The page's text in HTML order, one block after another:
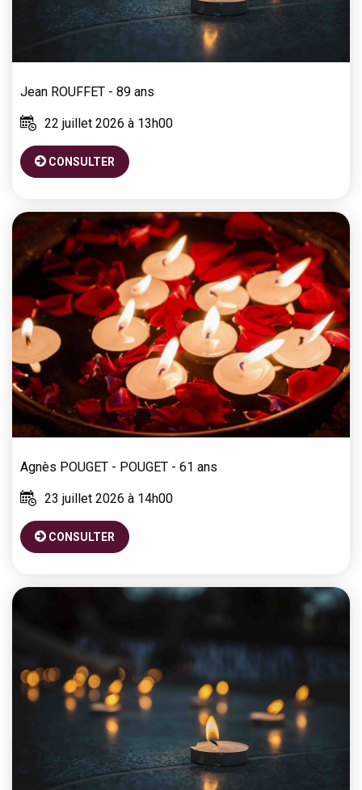
Jean ROUFFET - 89 ans
22 juillet 2026 à 13h00
CONSULTER
Agnès POUGET - POUGET - 61 ans
23 juillet 2026 à 14h00
CONSULTER